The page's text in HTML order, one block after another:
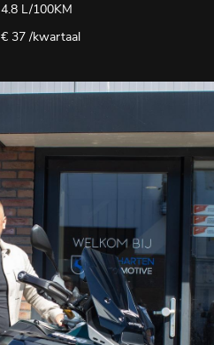
4.8 L/100KM
€ 37 /kwartaal